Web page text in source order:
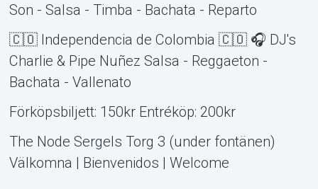
Son - Salsa - Timba - Bachata - Reparto
🇨🇴 Independencia de Colombia 🇨🇴 🎧 DJ's
Charlie & Pipe Nuñez Salsa - Reggaeton -
Bachata - Vallenato
Förköpsbiljett: 150kr Entréköp: 200kr
The Node Sergels Torg 3 (under fontänen)
Välkomna | Bienvenidos | Welcome